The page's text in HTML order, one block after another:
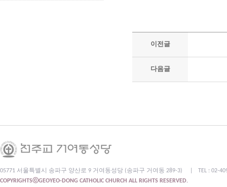
이전글
다음글
05771 서울특별시 송파구 양산로 9 거여동성당 (송파구 거여동 289-3)
TEL : 02-
COPYRIGHTSⓒGEOYEO-DONG CATHOLIC CHURCH ALL RIGHTS RESERVED.